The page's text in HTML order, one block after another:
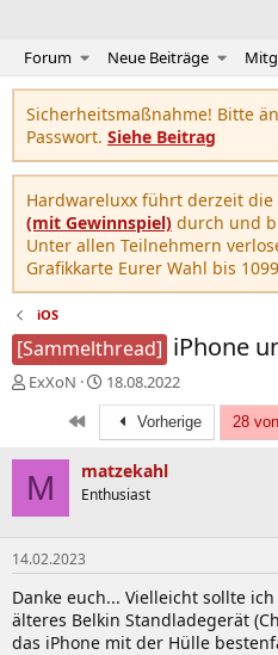
Forum Neue Beiträge
Sicherheitsmaßnahme! Bitte
Passwort. Siehe Beitrag
Hardwareluxx führt derzeit die
(mit Gewinnspiel) durch und
Unter allen Teilnehmern
Grafikkarte Eurer Wahl bis
iOS
[Sammelthread] iPhone
E
e
r
ExXoN
E
r
t
e
l
m
18.08.2022
Erste Vorherige 28
M matzekahl
Enthusiast
14.02.2023
Danke euch... Vielleicht sollte
älteres Belkin Standladegerät
das iPhone mit der Hülle